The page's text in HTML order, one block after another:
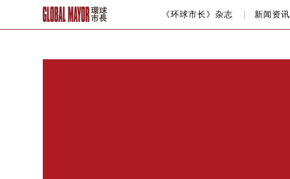
《环球市长》杂志 新闻资讯